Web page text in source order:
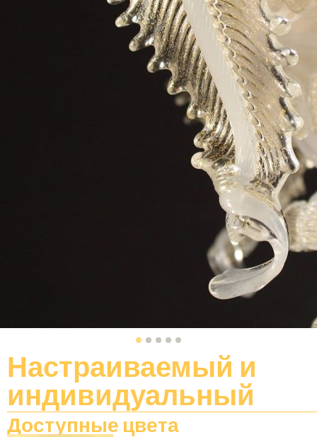
Настраиваемый и
индивидуальный
Доступные цвета